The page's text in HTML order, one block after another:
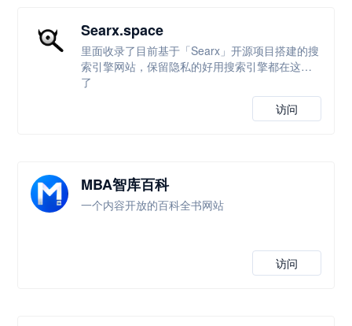
Searx.space
里面收录了目前基于「Searx」开源项目搭建的搜
索引擎网站，保留隐私的好用搜索引擎都在这里
了
访问
MBA智库百科
一个内容开放的百科全书网站
访问